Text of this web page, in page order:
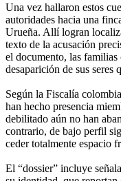
Una vez hallaron estos
autoridades hacia una
Urueña. Allí logran
texto de la acusación
el documento, las familias
desaparición de sus seres
Según la Fiscalía
han hecho presencia
debilitado aún no han
contrario, de bajo perfil
ceder totalmente espacio
El “dossier” incluye